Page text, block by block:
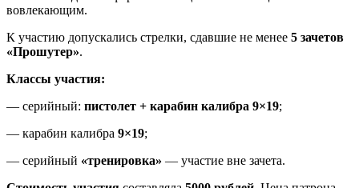
вовлекающим.
К участию допускались стрелки, сдавшие не менее 5 зачетов
«Прошутер».
Классы участия:
— серийный: пистолет + карабин калибра 9×19;
— карабин калибра 9×19;
— серийный «тренировка» — участие вне зачета.